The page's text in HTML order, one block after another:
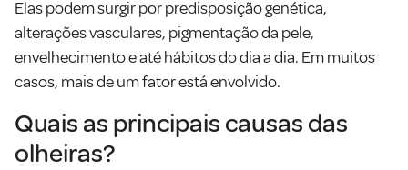
Elas podem surgir por predisposição genética,
alterações vasculares, pigmentação da pele,
envelhecimento e até hábitos do dia a dia. Em muitos
casos, mais de um fator está envolvido.
Quais as principais causas das
olheiras?